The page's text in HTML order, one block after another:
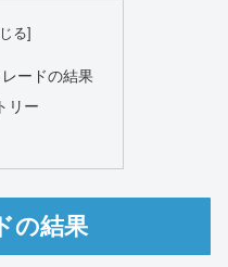
ードの結果
リー
の結果